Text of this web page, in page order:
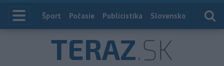
Index
Šport Počasie Publicistika Slovensko
TERAZ.SK